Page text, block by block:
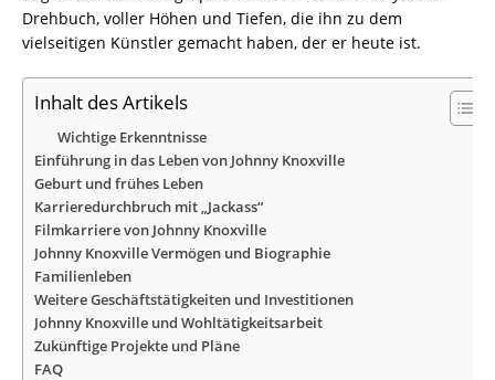
Drehbuch, voller Höhen und Tiefen, die ihn zu dem
vielseitigen Künstler gemacht haben, der er heute ist.
Inhalt des Artikels
Wichtige Erkenntnisse
Einführung in das Leben von Johnny Knoxville
Geburt und frühes Leben
Karrieredurchbruch mit „Jackass“
Filmkarriere von Johnny Knoxville
Johnny Knoxville Vermögen und Biographie
Familienleben
Weitere Geschäftstätigkeiten und Investitionen
Johnny Knoxville und Wohltätigkeitsarbeit
Zukünftige Projekte und Pläne
FAQ